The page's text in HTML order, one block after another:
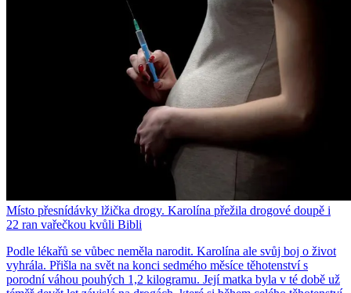
Místo přesnídávky lžička drogy. Karolína přežila drogové doupě i
22 ran vařečkou kvůli Bibli
Podle lékařů se vůbec neměla narodit. Karolína ale svůj boj o život
vyhrála. Přišla na svět na konci sedmého měsíce těhotenství s
porodní váhou pouhých 1,2 kilogramu. Její matka byla v té době už